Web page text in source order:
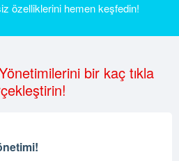
özelliklerini hemen keşfedin!
bir kaç tıkla